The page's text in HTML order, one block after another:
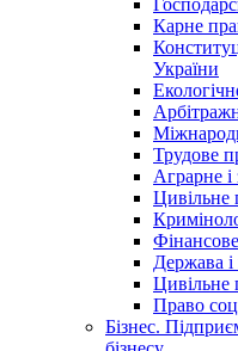
Карне
України
Трудове
Аграрне і
Цивільне
Держава
Цивільне
Право
Бізнес.